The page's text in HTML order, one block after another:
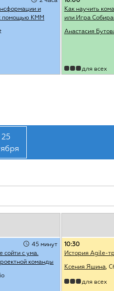
и
помощью КММ
Как научить
или Игра
Анастасия
для всех
25
45 минут
сойти с ума.
команды
10:30
История Agile-
Ксения Яшина,
для всех